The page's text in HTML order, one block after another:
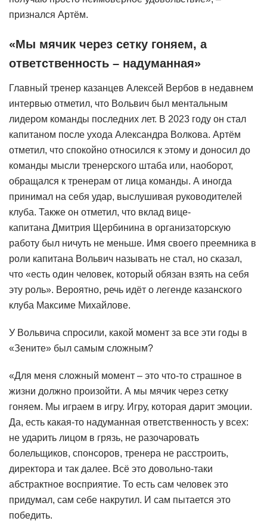
признался Артём.
«Мы мячик через сетку гоняем, а
ответственность – надуманная»
Главный тренер казанцев Алексей Вербов в недавнем
интервью отметил, что Вольвич был ментальным
лидером команды последних лет. В 2023 году он стал
капитаном после ухода Александра Волкова. Артём
отметил, что спокойно относился к этому и доносил до
команды мысли тренерского штаба или, наоборот,
обращался к тренерам от лица команды. А иногда
принимал на себя удар, выслушивая руководителей
клуба. Также он отметил, что вклад вице-
капитана Дмитрия Щербинина в организаторскую
работу был ничуть не меньше. Имя своего преемника в
роли капитана Вольвич называть не стал, но сказал,
что «есть один человек, который обязан взять на себя
эту роль». Вероятно, речь идёт о легенде казанского
клуба Максиме Михайлове.
У Вольвича спросили, какой момент за все эти годы в
«Зените» был самым сложным?
«Для меня сложный момент – это что-то страшное в
жизни должно произойти. А мы мячик через сетку
гоняем. Мы играем в игру. Игру, которая дарит эмоции.
Да, есть какая-то надуманная ответственность у всех:
не ударить лицом в грязь, не разочаровать
болельщиков, спонсоров, тренера не расстроить,
директора и так далее. Всё это довольно-таки
абстрактное восприятие. То есть сам человек это
придумал, сам себе накрутил. И сам пытается это
победить.